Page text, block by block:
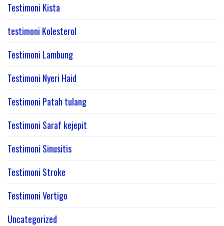
Testimoni Kista
testimoni Kolesterol
Testimoni Lambung
Testimoni Nyeri Haid
Testimoni Patah tulang
Testimoni Saraf kejepit
Testimoni Sinusitis
Testimoni Stroke
Testimoni Vertigo
Uncategorized